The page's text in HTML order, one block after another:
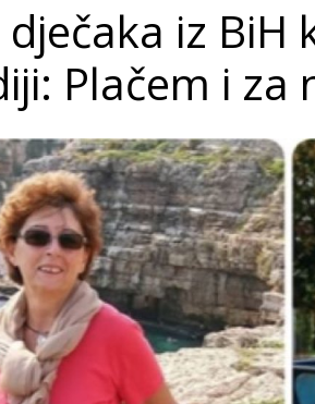
iz BiH
Plačem i za